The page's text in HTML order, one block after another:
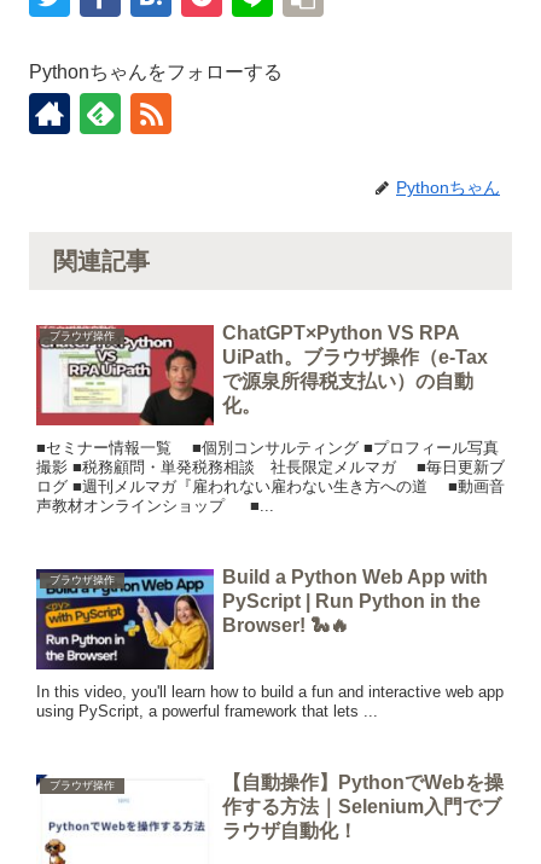
Pythonちゃんをフォローする
Pythonちゃん
関連記事
ブラウザ操作
ChatGPT×Python VS RPA
UiPath。ブラウザ操作（e-Tax
で源泉所得税支払い）の自動
化。
■セミナー情報一覧 ■個別コンサルティング ■プロフィール写真
撮影 ■税務顧問・単発税務相談 社長限定メルマガ ■毎日更新ブ
ログ ■週刊メルマガ『雇われない雇わない生き方への道 ■動画音
声教材オンラインショップ ■...
ブラウザ操作
Build a Python Web App with
PyScript | Run Python in the
Browser! 🐍🔥
In this video, you'll learn how to build a fun and interactive web app
using PyScript, a powerful framework that lets ...
ブラウザ操作
【自動操作】PythonでWebを操
作する方法｜Selenium入門でブ
ラウザ自動化！